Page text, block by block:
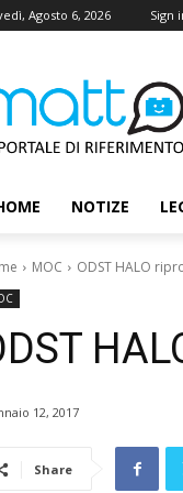
Agosto 6, 2026 Sign
NOTIZE
MOC ODST HALO
12, 2017
Share